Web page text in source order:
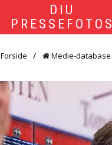
DIU
PRESSEFOTOS
Forside Medie-database